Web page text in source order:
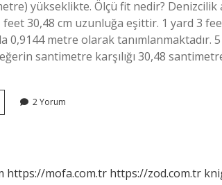
yükseklikte. Ölçü fit nedir?
feet 30,48 cm uzunluğa eşittir. 1 yard 3
0,9144 metre olarak tanımlanmaktadır.
santimetre karşılığı 30,48
2 Yorum
https://mofa.com.tr https://zod.com.tr